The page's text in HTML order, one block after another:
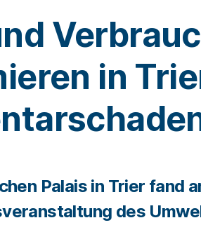
in
Palais in Trier fand
des